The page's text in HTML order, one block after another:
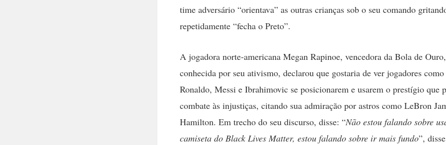
time adversário “orientava” as outras crianças sob o seu comando
repetidamente “fecha o Preto”.
A jogadora norte-americana Megan Rapinoe, vencedora da Bola de
conhecida por seu ativismo, declarou que gostaria de ver jogadores
Ronaldo, Messi e Ibrahimovic se posicionarem e usarem o prestígio que
combate às injustiças, citando sua admiração por astros como LeBron
Hamilton. Em trecho do seu discurso, disse: “Não estou falando sobre
camiseta do Black Lives Matter, estou falando sobre ir mais fundo”,